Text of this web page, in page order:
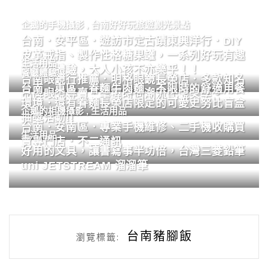
企鵝的手機攝影 台南好好玩旅遊觀光景點
台南．安平區．遊訪市定古蹟東興洋行．DIY
皮革戒指、製作性格糖果罐，一系列好玩有趣
的手作體驗，大人小孩不亦樂乎！！
生活用品
台南眼鏡行推薦．明格眼鏡長榮店．多款知名
品牌眼鏡專賣．掌握時尚潮流配鏡美學。
餐廳體驗
台南．東區．眷麵牛肉麵．不限時的舒適用餐
環境．還有眷麵長榮店限定的可愛史努比盲盒
抽獎活動!!
企鵝的相機攝影,生活用品
台南．安南區．專業手機維修、二手機收購買
賣專門店．不二通訊
生活用品
好用的文具，讓書寫事半功倍，台灣三菱鉛筆
uni JETSTREAM 溜溜筆
瀏覽標籤: 台南豬腳飯